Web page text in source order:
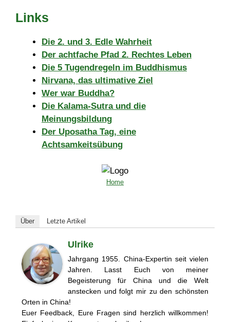
Links
Die 2. und 3. Edle Wahrheit
Der achtfache Pfad 2. Rechtes Leben
Die 5 Tugendregeln im Buddhismus
Nirvana, das ultimative Ziel
Wer war Buddha?
Die Kalama-Sutra und die
Meinungsbildung
Der Uposatha Tag, eine
Achtsamkeitsübung
Home
Über Letzte Artikel
Ulrike
Jahrgang 1955. China-Expertin seit vielen
Jahren. Lasst Euch von meiner
Begeisterung für China und die Welt
anstecken und folgt mir zu den schönsten
Orten in China!
Euer Feedback, Eure Fragen sind herzlich willkommen!